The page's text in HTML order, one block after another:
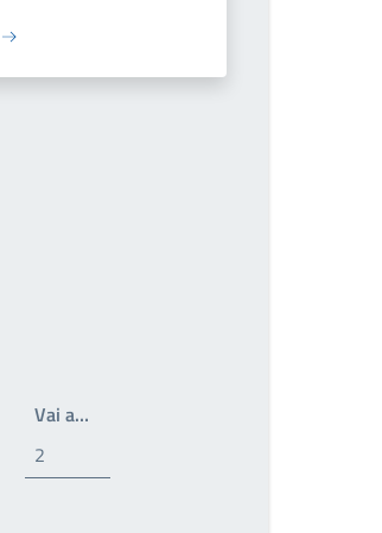
pagina
Vai a…Write the page number you want